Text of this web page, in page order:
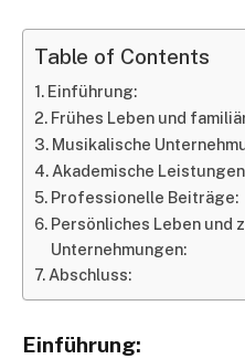
Table of Contents
Einführung:
Frühes Leben und
Musikalische
Akademische
Professionelle Beiträge:
Persönliches Leben und
Unternehmungen:
Abschluss:
Einführung: